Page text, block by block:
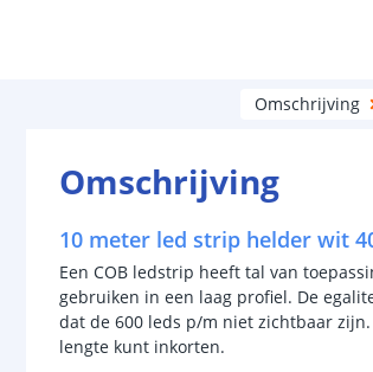
Omschrijving
Omschrijving
10 meter led strip helder wit
Een COB ledstrip heeft tal van
gebruiken in een laag profiel. De
dat de 600 leds p/m niet zichtbaar
lengte kunt inkorten.